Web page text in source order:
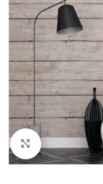
Click to